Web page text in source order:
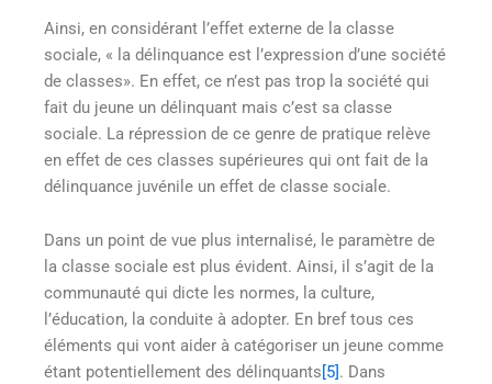
Ainsi, en considérant l’effet externe de la classe
sociale, « la délinquance est l’expression d’une société
de classes». En effet, ce n’est pas trop la société qui
fait du jeune un délinquant mais c’est sa classe
sociale. La répression de ce genre de pratique relève
en effet de ces classes supérieures qui ont fait de la
délinquance juvénile un effet de classe sociale.
Dans un point de vue plus internalisé, le paramètre de
la classe sociale est plus évident. Ainsi, il s’agit de la
communauté qui dicte les normes, la culture,
l’éducation, la conduite à adopter. En bref tous ces
éléments qui vont aider à catégoriser un jeune comme
étant potentiellement des délinquants [5] . Dans